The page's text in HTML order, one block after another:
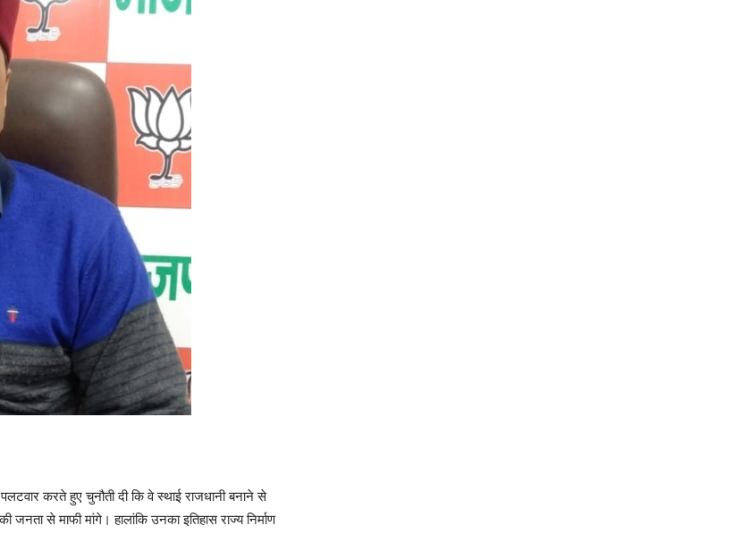
करते हुए चुनौती दी कि वे स्थाई राजधानी बनाने से
से माफी मांगे। हालांकि उनका इतिहास राज्य निर्माण